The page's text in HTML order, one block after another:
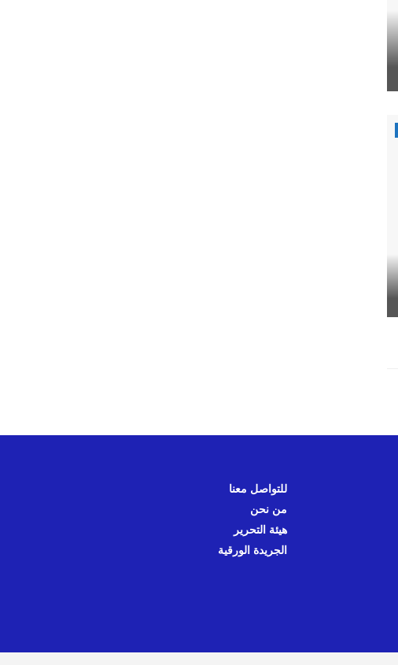
للتواصل معنا
من نحن
هيئة التحرير
الجريدة الورقية